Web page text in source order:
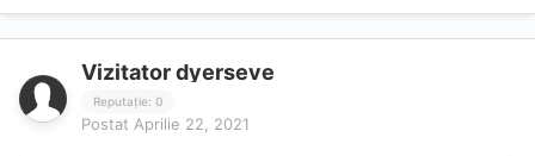
Vizitator dyerseve
Reputație: 0
Postat Aprilie 22, 2021